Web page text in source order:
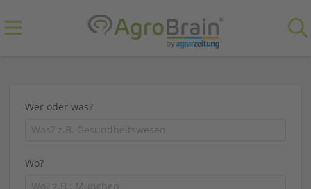
Wer oder was?
Wo?